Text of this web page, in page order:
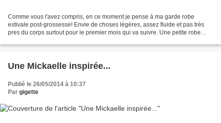
Comme vous l'avez compris, en ce moment je pense à ma garde robe
estivale post-grossesse! Envie de choses légères, assez fluide et pas très
pres du corps surtout pour le premier mois qui va suivre. Une petite robe
Une Mickaelle inspirée...
Publié le 26/05/2014 à 10:37
Par gigette